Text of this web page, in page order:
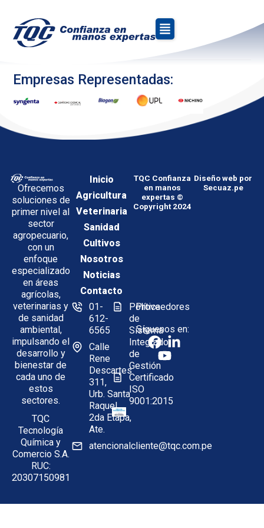
Itapúa
Empresas Representadas:
Ofrecemos
soluciones de
primer nivel al
sector
agropecuario,
con un
enfoque
especializado
en áreas
agrícolas,
veterinarias y
de sanidad
ambiental,
impulsando el
desarrollo y
bienestar de
cada uno de
estos
sectores.
TQC
Tecnología
Química y
Comercio S.A.
RUC:
20307150981
Inicio
Agricultura
Veterinaria
Sanidad
Cultivos
Nosotros
Noticias
Contacto
01-
612-
6565
Calle
Rene
Descartes
311,
Urb. Santa
Raquel,
2da Etapa,
Ate.
atencionalcliente@tqc.com.pe
Política
de
Sistema
Integrado
de
Gestión
Certificado
ISO
9001:2015
Proveedores
Síguenos en:
TQC Confianza
en manos
expertas ©
Copyright 2024
Diseño web por
Secuaz.pe